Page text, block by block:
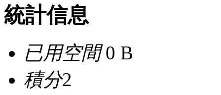
統計信息
已用空間0 B
積分2